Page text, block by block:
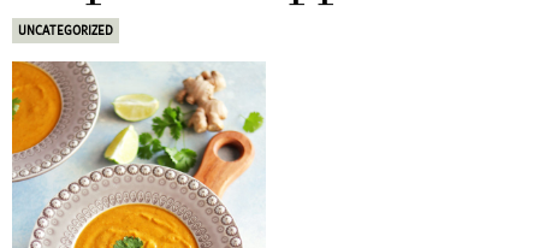
UNCATEGORIZED